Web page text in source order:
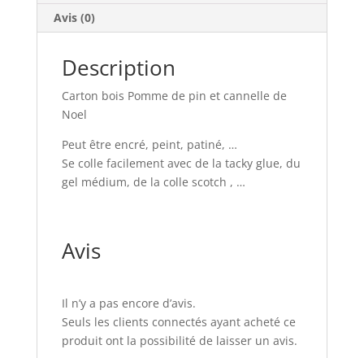
Avis (0)
Description
Carton bois Pomme de pin et cannelle de
Noel
Peut être encré, peint, patiné, …
Se colle facilement avec de la tacky glue, du
gel médium, de la colle scotch , …
Avis
Il n’y a pas encore d’avis.
Seuls les clients connectés ayant acheté ce
produit ont la possibilité de laisser un avis.